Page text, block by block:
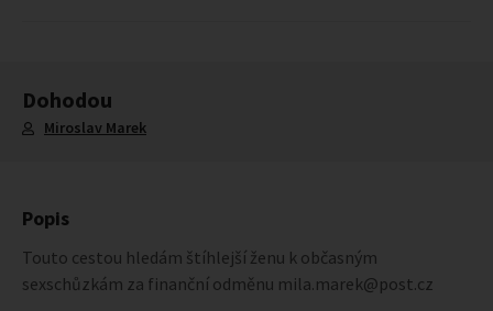
Dohodou
Miroslav Marek
Popis
Touto cestou hledám štíhlejší ženu k občasným
sexschůzkám za finanční odměnu mila.marek@post.cz